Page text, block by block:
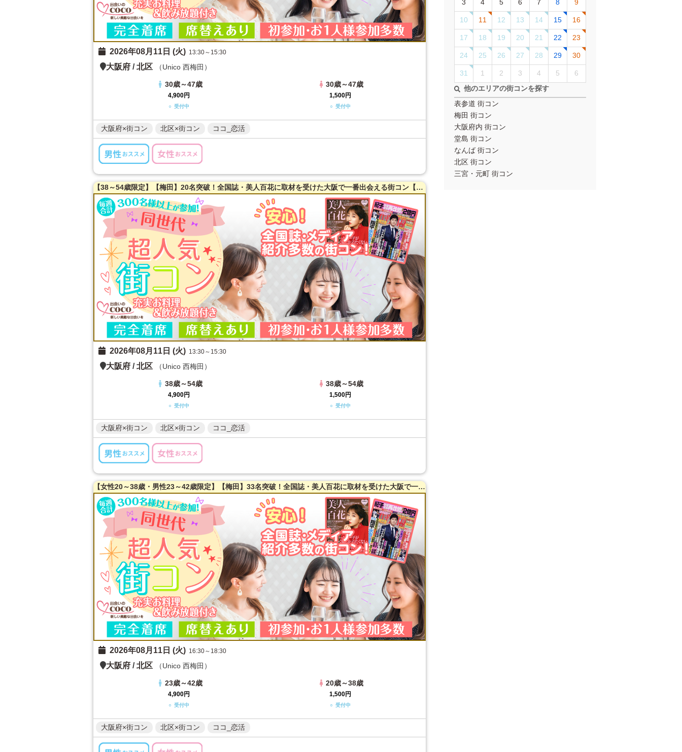
2026年08月11日 (火) 13:30～15:30
大阪府 /北区 （Unico 西梅田）
30歳～47歳
4,900円
○ 受付中
30歳～47歳
1,500円
○ 受付中
大阪府×街コン 北区×街コン ココ_恋活
【38～54歳限定】【梅田】20名突破！全国誌・美人百花に取材を受けた大阪で一番出会える街コン【洗練された大人の空間】貸切！同世代で楽しむ♪お料理は豪華スペインコース料理☆LINE交換自由＆席がえあり！
2026年08月11日 (火) 13:30～15:30
大阪府 /北区 （Unico 西梅田）
38歳～54歳
4,900円
○ 受付中
38歳～54歳
1,500円
○ 受付中
大阪府×街コン 北区×街コン ココ_恋活
【女性20～38歳・男性23～42歳限定】【梅田】33名突破！全国誌・美人百花に取材を受けた大阪で一番出会える街コン【洗練された大人の空間】貸切！同世代で楽しむ♪お料理は豪華スペインコース料理☆LINE交換自由＆席がえあり！
2026年08月11日 (火) 16:30～18:30
大阪府 /北区 （Unico 西梅田）
23歳～42歳
4,900円
○ 受付中
20歳～38歳
1,500円
○ 受付中
大阪府×街コン 北区×街コン ココ_恋活
3 4 5 6 7 8 9
10 11 12 13 14 15 16
17 18 19 20 21 22 23
24 25 26 27 28 29 30
31 1 2 3 4 5
6
他のエリアの街コンを探す
表参道 街コン
梅田 街コン
大阪府内 街コン
堂島 街コン
なんば 街コン
北区 街コン
三宮・元町 街コン